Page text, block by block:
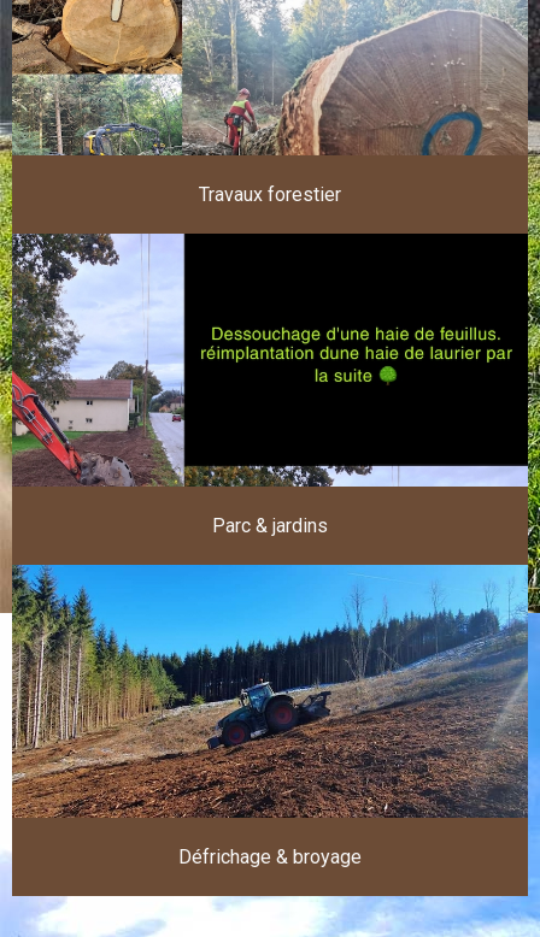
Travaux forestier
Parc & jardins
Défrichage & broyage